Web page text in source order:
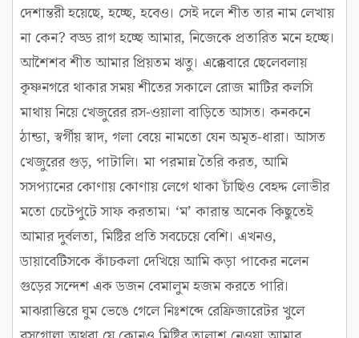
দেশান্তরী হয়েছে, হচ্ছে, হবেও। সেই দলে শীত তার নাম লেখায়
না কেন? বড্ড রাগ হচ্ছে আমার, নিজেকে প্রতারিত মনে হচ্ছে।
আশৈশব শীত আমার প্রিয়তম ঋতু। এক্কেবারে ছেলেবলায়
কৃষ্ণনগরে থাকার সময় শীতের সকালে রোজ মাটির কলসি
মাথায় নিয়ে খেজুরের রস-ওয়ালা বাড়িতে আসত। কনকনে
ঠান্ডা, স্বর্গীয় স্বাদ, গলা বেয়ে নামতো যেন অমৃত-ধারা। আসত
খেজুরের গুড়, পাটালি। মা পরমান্ন তৈরি করত, আমি
সসপ্যানের কোণায় কোণায় লেগে থাকা চাঁছিও বেহদ্দ লোভীর
মতো চেটেপুটে সাফ করতাম। ‘ম’ কারান্ত অনেক কিছুতেই
আমার দুর্বলতা, মিষ্টির প্রতি সবচেয়ে বেশি। এখনও,
ডায়াবেটিসকে কাঁচকলা দেখিয়ে আমি কড়া পাকের নলেন
গুড়ের সন্দেশ এক ডজন বেমালুম হজম করতে পারি।
মাঝরাত্তিরে ঘুম ভেঙে গেলে নিঃশব্দে রেফ্রিজারেটর খুলে